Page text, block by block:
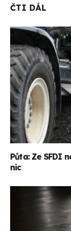
ČTI DÁL
Půta: Ze SFDI
nic